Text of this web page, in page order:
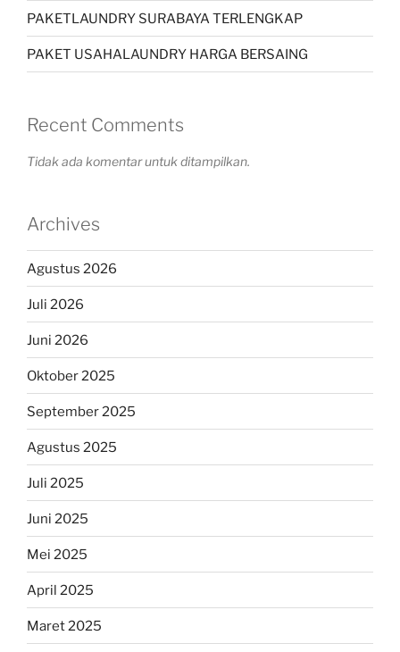
PAKETLAUNDRY SURABAYA TERLENGKAP
PAKET USAHALAUNDRY HARGA BERSAING
Recent Comments
Tidak ada komentar untuk ditampilkan.
Archives
Agustus 2026
Juli 2026
Juni 2026
Oktober 2025
September 2025
Agustus 2025
Juli 2025
Juni 2025
Mei 2025
April 2025
Maret 2025